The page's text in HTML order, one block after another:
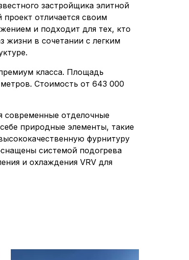
застройщика элитной
отличается своим
и подходит для тех, кто
жизни в сочетании с легким
класса. Площадь
Стоимость от 643 000
современные отделочные
природные элементы, такие
фурнитуру
системой подогрева
и охлаждения VRV для